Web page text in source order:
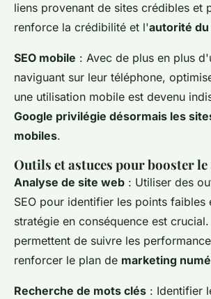
liens provenant de sites crédibles et
renforce la crédibilité et l'autorité du
SEO mobile : Avec de plus en plus
naviguant sur leur téléphone,
une utilisation mobile est devenu
Google privilégie désormais les
mobiles.
Outils et astuces pour booster le
Analyse de site web : Utiliser des
SEO pour identifier les points faibles
stratégie en conséquence est
permettent de suivre les
renforcer le plan de marketing
Recherche de mots clés : Identifier